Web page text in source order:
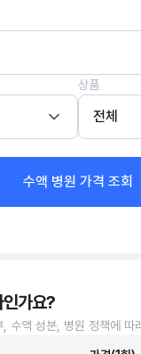
상품
전체
수액 병원 가격 조회
가요?
, 수액 성분, 병원 정책에 따